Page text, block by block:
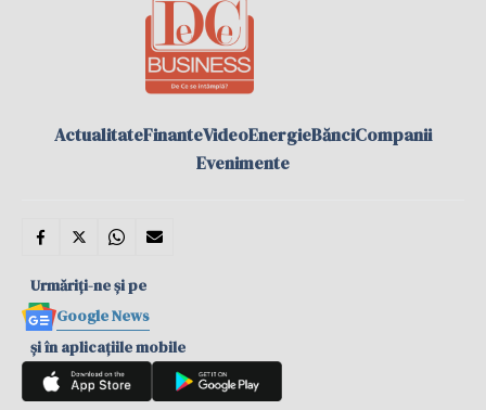
ActualitateFinanteVideoEnergieBănciCompanii
Evenimente
Urmăriți-ne și pe
Google News
și în aplicațiile mobile